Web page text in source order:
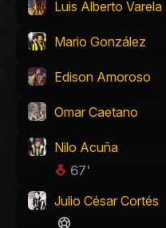
Luis Alberto Varela
Mario González
Edison Amoroso
Omar Caetano
Nilo Acuña
67'
Julio César Cortés